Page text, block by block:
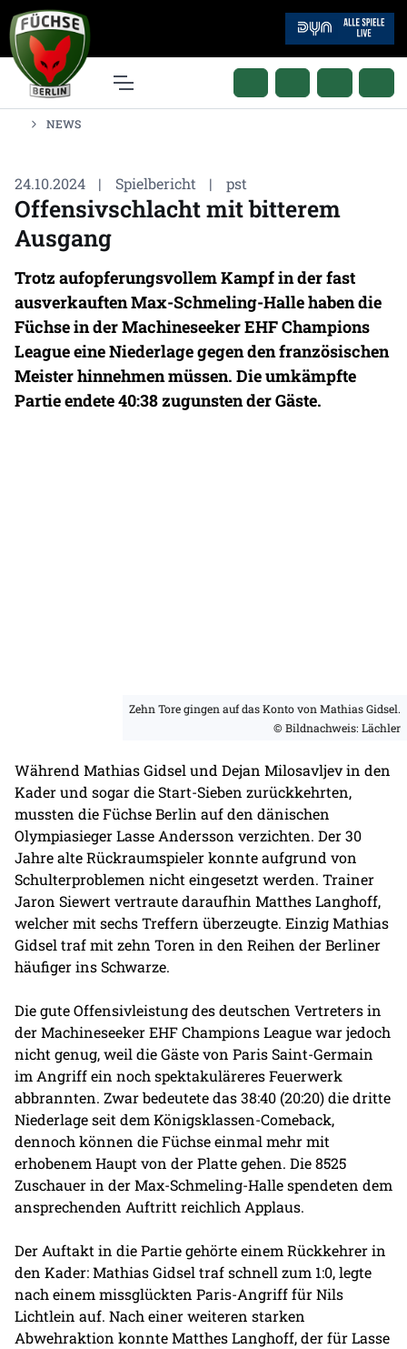
NEWS
24.10.2024 | Spielbericht | pst
Offensivschlacht mit bitterem
Ausgang
Trotz aufopferungsvollem Kampf in der fast
ausverkauften Max-Schmeling-Halle haben die
Füchse in der Machineseeker EHF Champions
League eine Niederlage gegen den französischen
Meister hinnehmen müssen. Die umkämpfte
Partie endete 40:38 zugunsten der Gäste.
Zehn Tore gingen auf das Konto von Mathias Gidsel.
© Bildnachweis: Lächler
Während Mathias Gidsel und Dejan Milosavljev in den
Kader und sogar die Start-Sieben zurückkehrten,
mussten die Füchse Berlin auf den dänischen
Olympiasieger Lasse Andersson verzichten. Der 30
Jahre alte Rückraumspieler konnte aufgrund von
Schulterproblemen nicht eingesetzt werden. Trainer
Jaron Siewert vertraute daraufhin Matthes Langhoff,
welcher mit sechs Treffern überzeugte. Einzig Mathias
Gidsel traf mit zehn Toren in den Reihen der Berliner
häufiger ins Schwarze.
Die gute Offensivleistung des deutschen Vertreters in
der Machineseeker EHF Champions League war jedoch
nicht genug, weil die Gäste von Paris Saint-Germain
im Angriff ein noch spektakuläreres Feuerwerk
abbrannten. Zwar bedeutete das 38:40 (20:20) die dritte
Niederlage seit dem Königsklassen-Comeback,
dennoch können die Füchse einmal mehr mit
erhobenem Haupt von der Platte gehen. Die 8525
Zuschauer in der Max-Schmeling-Halle spendeten dem
ansprechenden Auftritt reichlich Applaus.
Der Auftakt in die Partie gehörte einem Rückkehrer in
den Kader: Mathias Gidsel traf schnell zum 1:0, legte
nach einem missglückten Paris-Angriff für Nils
Lichtlein auf. Nach einer weiteren starken
Abwehraktion konnte Matthes Langhoff, der für Lasse